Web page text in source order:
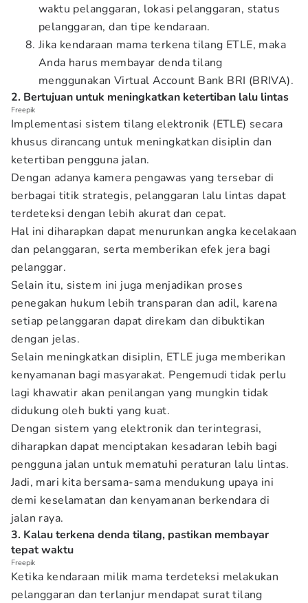
waktu pelanggaran, lokasi pelanggaran, status
pelanggaran, dan tipe kendaraan.
Jika kendaraan mama terkena tilang ETLE, maka
Anda harus membayar denda tilang
menggunakan Virtual Account Bank BRI (BRIVA).
2. Bertujuan untuk meningkatkan ketertiban lalu lintas
Freepik
Implementasi sistem tilang elektronik (ETLE) secara
khusus dirancang untuk meningkatkan disiplin dan
ketertiban pengguna jalan.
Dengan adanya kamera pengawas yang tersebar di
berbagai titik strategis, pelanggaran lalu lintas dapat
terdeteksi dengan lebih akurat dan cepat.
Hal ini diharapkan dapat menurunkan angka kecelakaan
dan pelanggaran, serta memberikan efek jera bagi
pelanggar.
Selain itu, sistem ini juga menjadikan proses
penegakan hukum lebih transparan dan adil, karena
setiap pelanggaran dapat direkam dan dibuktikan
dengan jelas.
Selain meningkatkan disiplin, ETLE juga memberikan
kenyamanan bagi masyarakat. Pengemudi tidak perlu
lagi khawatir akan penilangan yang mungkin tidak
didukung oleh bukti yang kuat.
Dengan sistem yang elektronik dan terintegrasi,
diharapkan dapat menciptakan kesadaran lebih bagi
pengguna jalan untuk mematuhi peraturan lalu lintas.
Jadi, mari kita bersama-sama mendukung upaya ini
demi keselamatan dan kenyamanan berkendara di
jalan raya.
3. Kalau terkena denda tilang, pastikan membayar
tepat waktu
Freepik
Ketika kendaraan milik mama terdeteksi melakukan
pelanggaran dan terlanjur mendapat surat tilang